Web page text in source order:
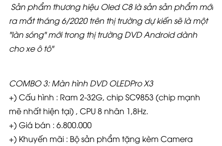
Sản phẩm thương hiệu Oled C8 là sản sản phẩm mới
ra mắt tháng 6/2020 trên thị trường dự kiến sẽ là một
"làn sóng" mới trong thị trường DVD Android dành
cho xe ô tô"
COMBO 3: Màn hình DVD OLEDPro X3
+) Cấu hình : Ram 2-32G, chip SC9853 (chip mạnh
mẽ nhất hiện tại) , CPU 8 nhân 1,8Hz.
+) Giá bán : 6.800.000
+) Khuyến mãi : Bộ sản phẩm tặng kèm Camera